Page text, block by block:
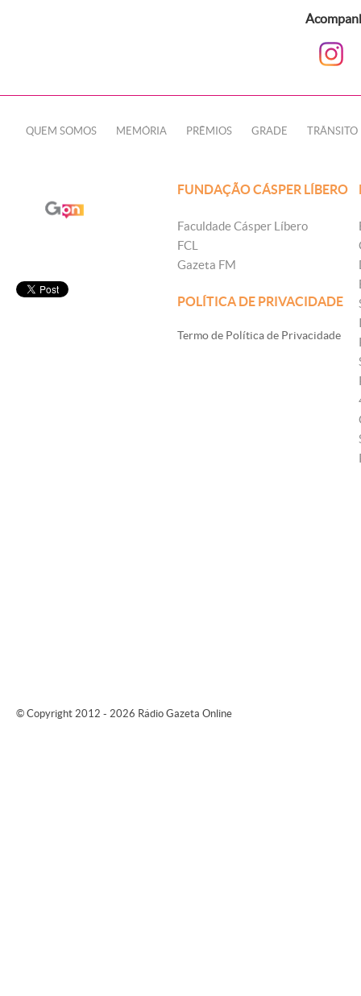
QUEM SOMOS MEMÓRIA PRÊMIOS GRADE TRÂNSITO
FUNDAÇÃO CÁSPER LÍBERO
Faculdade Cásper Líbero
FCL
Gazeta FM
POLÍTICA DE PRIVACIDADE
Termo de Política de Privacidade
© Copyright 2012 - 2026 Rádio Gazeta Online